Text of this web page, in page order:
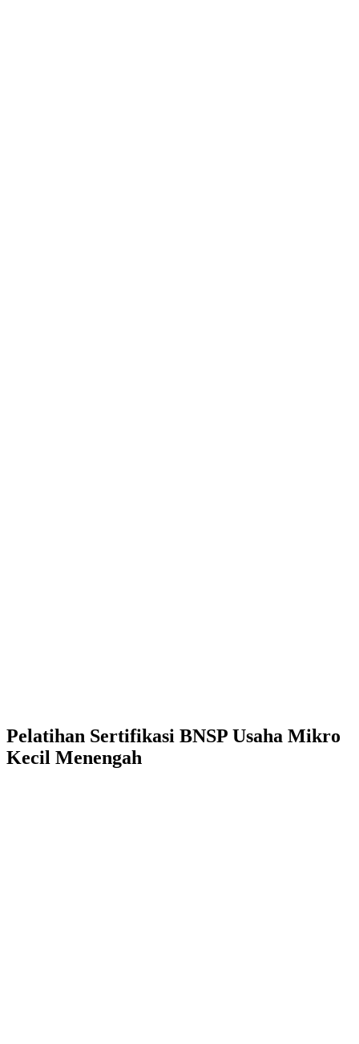
Pelatihan Sertifikasi BNSP Usaha Mikro
Kecil Menengah